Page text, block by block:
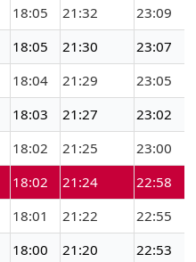
18:05 21:32
23:09
18:05 21:30
23:07
18:04 21:29
23:05
18:03 21:27
23:02
18:02 21:25
23:00
18:02 21:24
22:58
18:01 21:22
22:55
18:00 21:20
22:53